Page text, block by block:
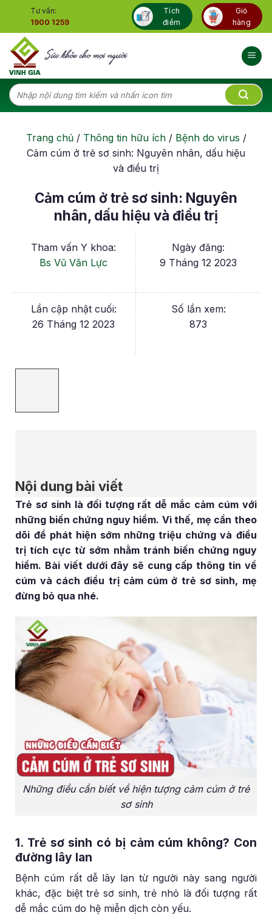
content
Tư vấn:
1900 1259
Tích
điểm
Giỏ
hàng
Tìm
kiếm:
Trang chủ/ Thông tin hữu ích/ Bệnh do virus /
Cảm cúm ở trẻ sơ sinh: Nguyên nhân, dấu hiệu
và điều trị
Cảm cúm ở trẻ sơ sinh: Nguyên
nhân, dấu hiệu và điều trị
Tham vấn Y khoa:
Bs Vũ Văn Lực
Ngày đăng:
9 Tháng 12 2023
Lần cập nhật cuối:
26 Tháng 12 2023
Số lần xem:
873
Nội dung bài viết
Trẻ sơ sinh là đối tượng rất dễ mắc cảm cúm với
những biến chứng nguy hiểm. Vì thế, mẹ cần theo
dõi để phát hiện sớm những triệu chứng và điều
trị tích cực từ sớm nhằm tránh biến chứng nguy
hiểm. Bài viết dưới đây sẽ cung cấp thông tin về
cúm và cách điều trị cảm cúm ở trẻ sơ sinh, mẹ
đừng bỏ qua nhé.
Những điều cần biết về hiện tượng cảm cúm ở trẻ
sơ sinh
1. Trẻ sơ sinh có bị cảm cúm không? Con
đường lây lan
Bệnh cúm rất dễ lây lan từ người này sang người
khác, đặc biệt trẻ sơ sinh, trẻ nhỏ là đối tượng rất
dễ mắc cúm do hệ miễn dịch còn yếu.